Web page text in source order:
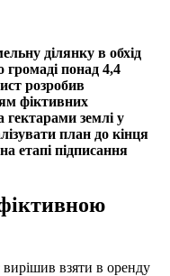
ділянку в обхід
громаді понад 4,4
розробив
фіктивних
гектарами землі у
план до кінця
етапі підписання
вирішив взяти в оренду